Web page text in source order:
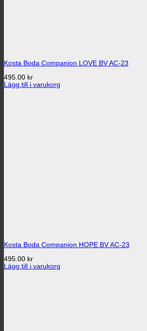
Kosta Boda Companion LOVE BV AC-23
495.00 kr
Lägg till i varukorg
Kosta Boda Companion HOPE BV AC-23
495.00 kr
Lägg till i varukorg